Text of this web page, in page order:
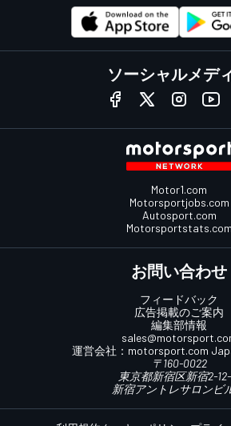
ソーシャルメデ
Motor1.com
Motorsportjobs.com
Autosport.com
Motorsportstats.com
お問い合わせ
フィードバック
広告掲載のご案内
編集部情報
運営会社： motorsport.com
〒160-0022
東京都新宿区新宿2-12-
新宿アントレサロンビ